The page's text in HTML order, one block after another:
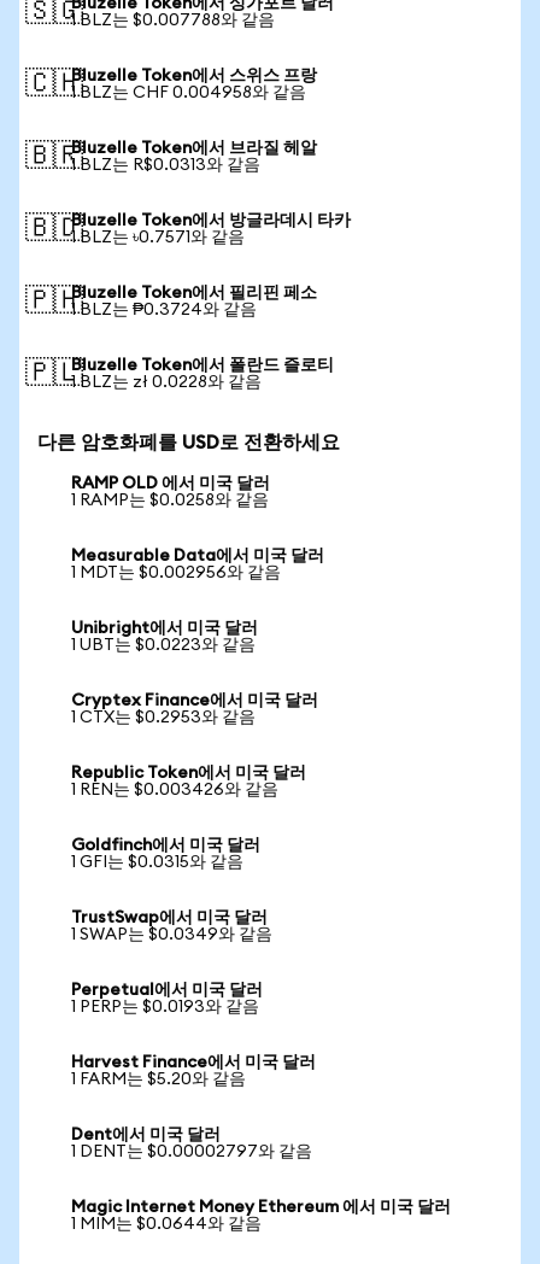
🇸🇬Bluzelle Token에서 싱가포르 달러
1 BLZ는 $0.007788와 같음
🇨🇭Bluzelle Token에서 스위스 프랑
1 BLZ는 CHF 0.004958와 같음
🇧🇷Bluzelle Token에서 브라질 헤알
1 BLZ는 R$0.0313와 같음
🇧🇩Bluzelle Token에서 방글라데시 타카
1 BLZ는 ৳0.7571와 같음
🇵🇭Bluzelle Token에서 필리핀 페소
1 BLZ는 ₱0.3724와 같음
🇵🇱Bluzelle Token에서 폴란드 즐로티
1 BLZ는 zł 0.0228와 같음
다른 암호화폐를 USD로 전환하세요
RAMP OLD 에서 미국 달러
1 RAMP는 $0.0258와 같음
Measurable Data에서 미국 달러
1 MDT는 $0.002956와 같음
Unibright에서 미국 달러
1 UBT는 $0.0223와 같음
Cryptex Finance에서 미국 달러
1 CTX는 $0.2953와 같음
Republic Token에서 미국 달러
1 REN는 $0.003426와 같음
Goldfinch에서 미국 달러
1 GFI는 $0.0315와 같음
TrustSwap에서 미국 달러
1 SWAP는 $0.0349와 같음
Perpetual에서 미국 달러
1 PERP는 $0.0193와 같음
Harvest Finance에서 미국 달러
1 FARM는 $5.20와 같음
Dent에서 미국 달러
1 DENT는 $0.00002797와 같음
Magic Internet Money Ethereum 에서 미국 달러
1 MIM는 $0.0644와 같음